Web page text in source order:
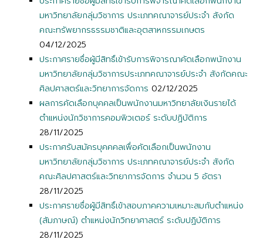
มหาวิทยาลัยกลุ่มวิชาการ ประเภทคณาจารย์ประจำ สังกัด
คณะทรัพยากรธรรมชาติและอุตสาหกรรมเกษตร
04/12/2025
ประกาศรายชื่อผู้มีสิทธิ์เข้ารับการพิจารณาคัดเลือกพนักงาน
มหาวิทยาลัยกลุ่มวิชาการประเภทคณาจารย์ประจำ สังกัดคณะ
ศิลปศาสตร์และวิทยาการจัดการ 02/12/2025
ผลการคัดเลือกบุคคลเป็นพนักงานมหาวิทยาลัยเงินรายได้
ตำแหน่งนักวิชาการคอมพิวเตอร์ ระดับปฏิบัติการ
28/11/2025
ประกาศรับสมัครบุคคคลเพื่อคัดเลือกเป็นพนักงาน
มหาวิทยาลัยกลุ่มวิชาการ ประเภทคณาจารย์ประจำ สังกัด
คณะศิลปศาสตร์และวิทยาการจัดการ จำนวน 5 อัตรา
28/11/2025
ประกาศรายชื่อผู้มีสิทธิ์เข้าสอบภาคความเหมาะสมกับตำแหน่ง
(สัมภาษณ์) ตำแหน่งนักวิทยาศาสตร์ ระดับปฏิบัติการ
28/11/2025